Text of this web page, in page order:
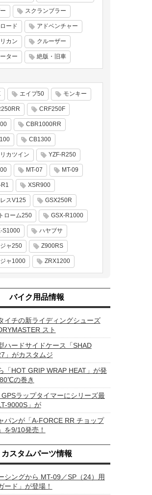
スクランブラー
ード アドベンチャー
カン クルーザー
ター 絶版・旧車
エイプ50 モンキー
CRF250F
CBR1000RR
CB1300
カツイン YZF-R250
MT-07 MT-09
XSR900
スV125 GSX250R
ローム250 GSX-R1000
S1000 ハヤブサ
ャ250 Z900RS
ャ1000 ZRX1200
バイク用品情報
イチの新ライディングシューズ
スト
ハードサイドケース「SHAD
」がカスタムジ
「HOT GRIP WRAP HEAT」が発
の巻き
ラップタイマーにシリーズ最
9000S」が
パンが「A-FORCE RR チョップ
を9/10発売！
カスタムパーツ情報
シングから MT-09／SP（24）用
ード」が登場！